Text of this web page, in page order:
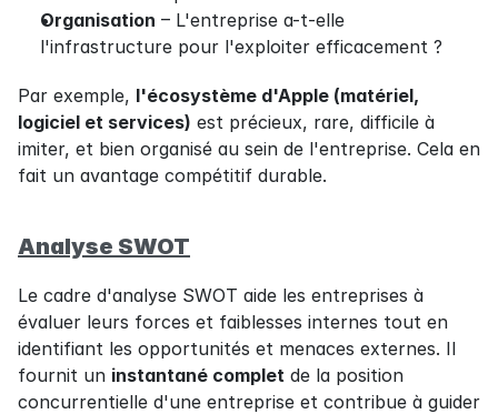
Organisation – L'entreprise a-t-elle
l'infrastructure pour l'exploiter efficacement ?
Par exemple, l'écosystème d'Apple (matériel,
logiciel et services) est précieux, rare, difficile à
imiter, et bien organisé au sein de l'entreprise. Cela en
fait un avantage compétitif durable.
Analyse SWOT
Le cadre d'analyse SWOT aide les entreprises à
évaluer leurs forces et faiblesses internes tout en
identifiant les opportunités et menaces externes. Il
fournit un instantané complet de la position
concurrentielle d'une entreprise et contribue à guider